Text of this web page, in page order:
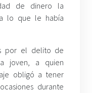
de dinero la
lo que le había
por el delito de
joven, a quien
obligó a tener
durante